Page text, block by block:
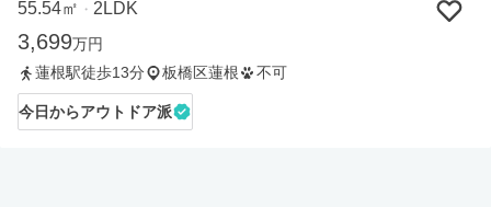
55.54㎡ ・ 2LDK
3,699万円
蓮根駅徒歩13分
板橋区蓮根 不可
今日からアウトドア派